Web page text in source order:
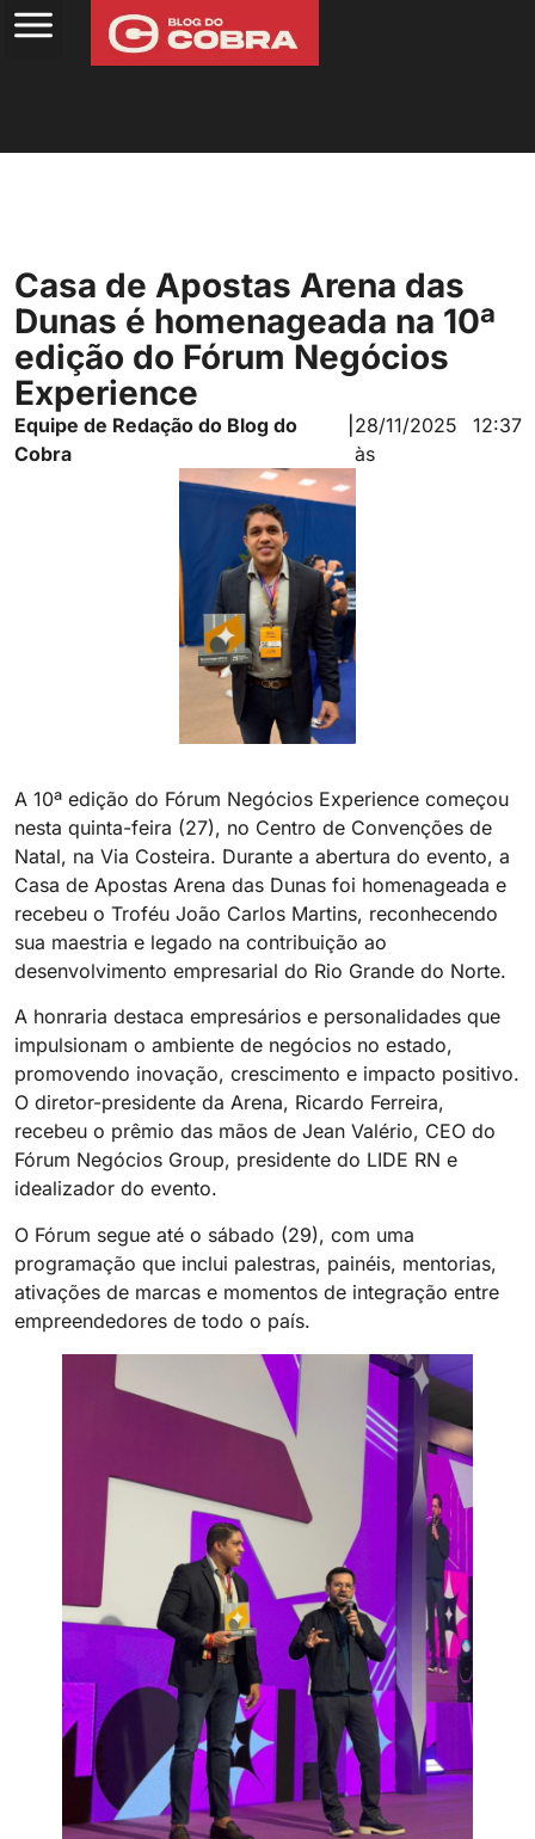
Casa de Apostas Arena das
Dunas é homenageada na 10ª
edição do Fórum Negócios
Experience
Equipe de Redação do Blog do
Cobra
28/11/2025
às
12:37
A 10ª edição do Fórum Negócios Experience começou
nesta quinta-feira (27), no Centro de Convenções de
Natal, na Via Costeira. Durante a abertura do evento, a
Casa de Apostas Arena das Dunas foi homenageada e
recebeu o Troféu João Carlos Martins, reconhecendo
sua maestria e legado na contribuição ao
desenvolvimento empresarial do Rio Grande do Norte.
A honraria destaca empresários e personalidades que
impulsionam o ambiente de negócios no estado,
promovendo inovação, crescimento e impacto positivo.
O diretor-presidente da Arena, Ricardo Ferreira,
recebeu o prêmio das mãos de Jean Valério, CEO do
Fórum Negócios Group, presidente do LIDE RN e
idealizador do evento.
O Fórum segue até o sábado (29), com uma
programação que inclui palestras, painéis, mentorias,
ativações de marcas e momentos de integração entre
empreendedores de todo o país.